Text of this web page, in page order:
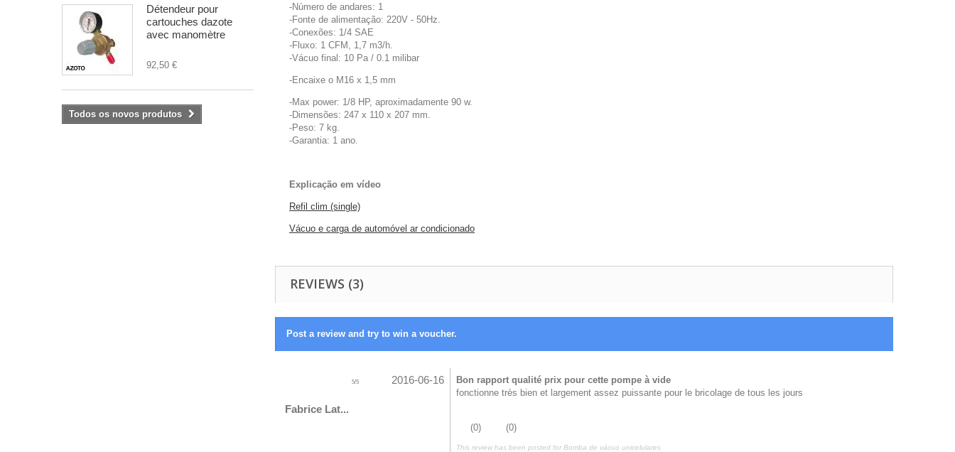
Détendeur pour
cartouches dazote
avec manomètre
92,50 €
Todos os novos produtos
-Número de andares: 1
-Fonte de alimentação: 220V - 50Hz.
-Conexões: 1/4 SAE
-Fluxo: 1 CFM, 1,7 m3/h.
-Vácuo final: 10 Pa / 0.1 milibar
-Encaixe o M16 x 1,5 mm
-Max power: 1/8 HP, aproximadamente 90 w.
-Dimensões: 247 x 110 x 207 mm.
-Peso: 7 kg.
-Garantia: 1 ano.
Explicação em vídeo
Refil clim (single)
Vácuo e carga de automóvel ar condicionado
REVIEWS (3)
Post a review and try to win a voucher.
5/5 2016-06-16
Fabrice Lat...
Bon rapport qualité prix pour cette pompe à vide
fonctionne très bien et largement assez puissante pour le bricolage de tous les jours
(0) (0)
This review has been posted forBomba de vácuo unicelulares